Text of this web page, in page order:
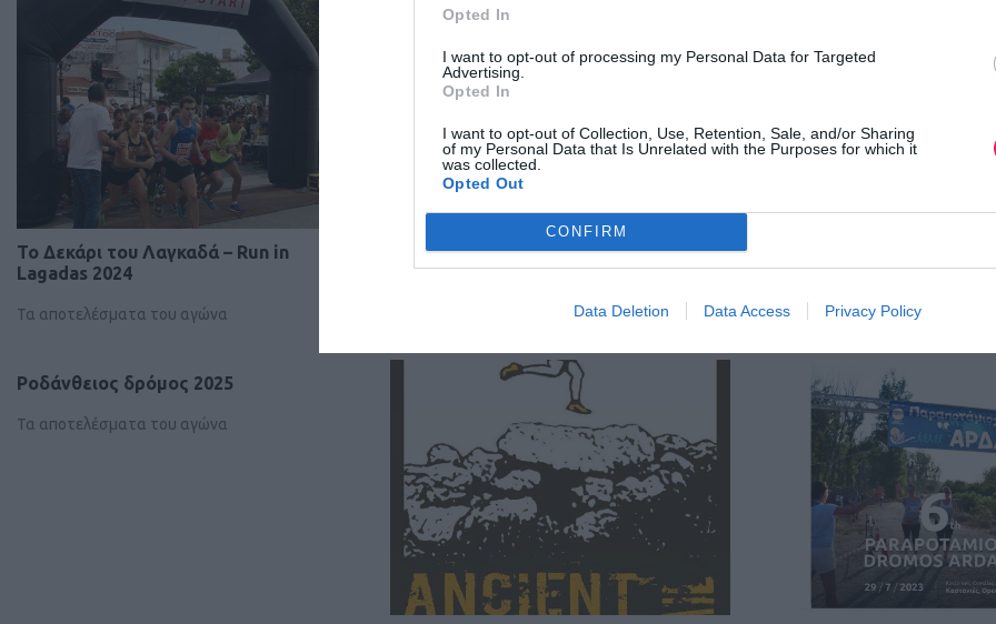
Opted In
I want to opt-out of processing my Personal Data for Targeted
Advertising.
Opted In
I want to opt-out of Collection, Use, Retention, Sale, and/or Sharing
of my Personal Data that Is Unrelated with the Purposes for which it
was collected.
Opted Out
CONFIRM
Data Deletion Data Access Privacy Policy
To Δεκάρι του Λαγκαδά – Run in
Lagadas 2024
Τα αποτελέσματα του αγώνα
Κλεισθένειος Νυχτερινός Αγώνας
Δρόμου 2025
Τα αποτελέσματα του αγώνα
Ροδάνθειος δρόμος 2025
Τα αποτελέσματα του αγώνα
Η Salomon
σειρά σορτς